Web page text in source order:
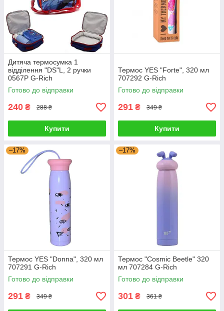
Дитяча термосумка 1
відділення "DS"L, 2 ручки
0567P G-Rich
Готово до відправки
240 ₴ 288 ₴
Купити
Термоc YES "Forte", 320 мл
707292 G-Rich
Готово до відправки
291 ₴ 349 ₴
Купити
–17%
Термоc YES "Donna", 320 мл
707291 G-Rich
Готово до відправки
291 ₴ 349 ₴
–17%
Термос "Cosmic Beetle" 320
мл 707284 G-Rich
Готово до відправки
301 ₴ 361 ₴